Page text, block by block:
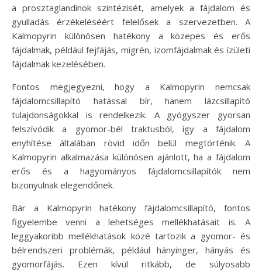
a prosztaglandinok szintézisét, amelyek a fájdalom és
gyulladás érzékeléséért felelősek a szervezetben. A
Kalmopyrin különösen hatékony a közepes és erős
fájdalmak, például fejfájás, migrén, izomfájdalmak és ízületi
fájdalmak kezelésében.
Fontos megjegyezni, hogy a Kalmopyrin nemcsak
fájdalomcsillapító hatással bír, hanem lázcsillapító
tulajdonságokkal is rendelkezik. A gyógyszer gyorsan
felszívódik a gyomor-bél traktusból, így a fájdalom
enyhítése általában rövid időn belül megtörténik. A
Kalmopyrin alkalmazása különösen ajánlott, ha a fájdalom
erős és a hagyományos fájdalomcsillapítók nem
bizonyulnak elegendőnek.
Bár a Kalmopyrin hatékony fájdalomcsillapító, fontos
figyelembe venni a lehetséges mellékhatásait is. A
leggyakoribb mellékhatások közé tartozik a gyomor- és
bélrendszeri problémák, például hányinger, hányás és
gyomorfájás. Ezen kívül ritkább, de súlyosabb